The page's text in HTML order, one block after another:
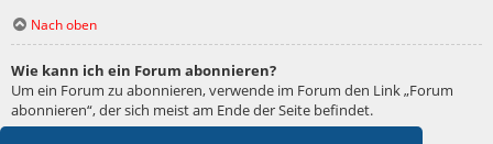
Nach oben
Wie kann ich ein Forum abonnieren?
Um ein Forum zu abonnieren, verwende im Forum den Link „Forum
abonnieren“, der sich meist am Ende der Seite befindet.